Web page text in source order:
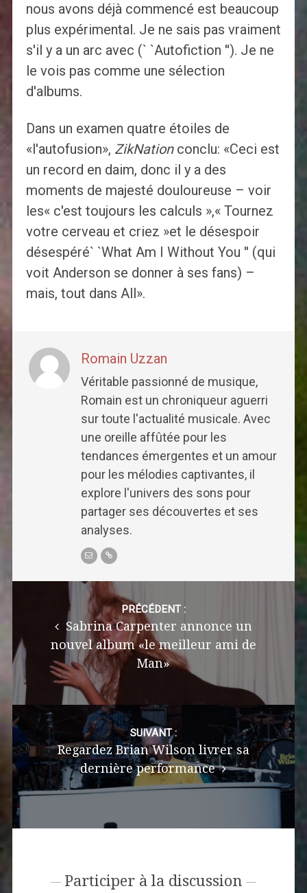
nous avons déjà commencé est beaucoup
plus expérimental. Je ne sais pas vraiment
s'il y a un arc avec (` `Autofiction ''). Je ne
le vois pas comme une sélection
d'albums.
Dans un examen quatre étoiles de
«l'autofusion», ZikNationconclu: «Ceci est
un record en daim, donc il y a des
moments de majesté douloureuse – voir
les« c'est toujours les calculs »,« Tournez
votre cerveau et criez »et le désespoir
désespéré` `What Am I Without You '' (qui
voit Anderson se donner à ses fans) –
mais, tout dans All».
Romain Uzzan
Véritable passionné de musique,
Romain est un chroniqueur aguerri
sur toute l'actualité musicale. Avec
une oreille affûtée pour les
tendances émergentes et un amour
pour les mélodies captivantes, il
explore l'univers des sons pour
partager ses découvertes et ses
analyses.
navigation
PRÉCÉDENT :
Sabrina Carpenter annonce un
nouvel album «le meilleur ami de
Man»
SUIVANT :
Regardez Brian Wilson livrer sa
dernière performance
Participer à la discussion